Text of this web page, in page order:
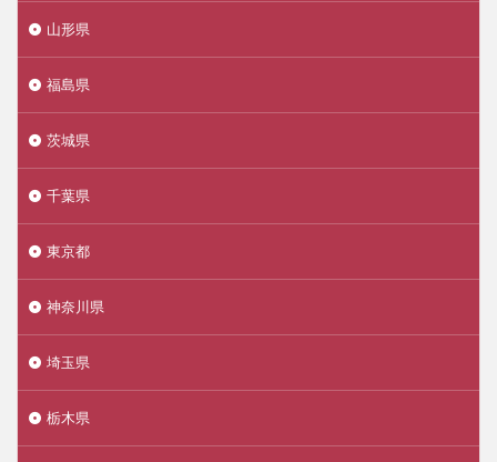
山形県
福島県
茨城県
千葉県
東京都
神奈川県
埼玉県
栃木県